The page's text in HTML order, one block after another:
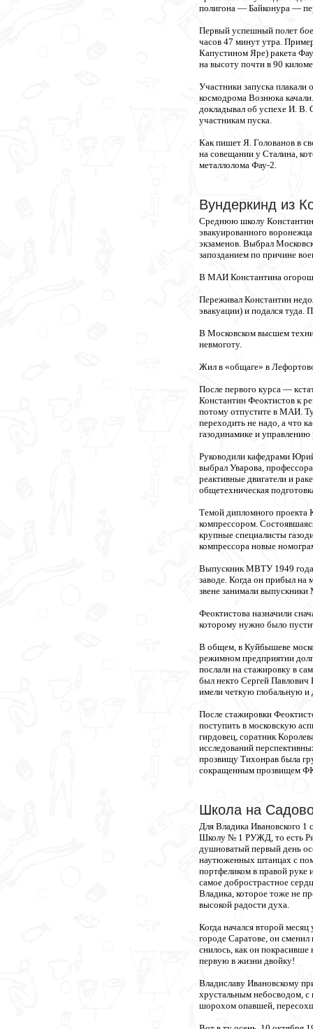
полигона — Байконура —
Первый успешный полет
часов 47 минут утра.
Капустином Яре) ракета
на высоту почти в 90
Участники запуска плакали
космодрома Вознюка
докладывал об успехе И. В.
участникам пуска.
Как пишет Я. Голованов в
на совещании у Сталина,
металлолома Фау-2.
Вундеркинд из
Среднюю школу Константин
эвакуированного
экзаменов. Выбрал
запозданием по причине
В МАИ Константина
Переживал Константин
эвакуации) и подался туда.
В Московском высшем
невмоготу.
Жил в «общаге» в
После первого курса —
Константин Феоктистов к
потому отпустите в МАИ.
переходить не надо, а что
газодинамике и
Руководили кафедрами
выбрал Уварова,
реактивные двигатели и
общетехническая
Темой дипломного проекта
компрессором.
крупные специалисты
компрессора новые
Выпускник МВТУ 1949 года
заводе. Когда он прибыл на
звене занимали
Феоктистова назначили
которому нужно было
В общем, в Куйбышеве
режимном предприятии
послали на стажировку в
был некто Сергей Павлович
имели четкую глобальную
После стажировки
поступить в московскую
гирдовец, соратник
исследований
прозвищу Тихонрав была
сокращенным прозвищем
Школа на
Для Владика Ивановского 1
Школу № 1 РУЖД, то есть
душноватый первый день
наутюженных штанцах с
портфеликом в правой руке
самое добрострастное
Владика, которое тоже не
высокой радости духа.
Когда начался второй
городе Саратове, он
снилось, как он покрасивше
первую в жизни двойку!
Владиславу Ивановскому
хрустальным небосводом,
шорохом опавшей,